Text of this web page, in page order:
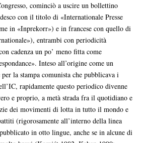
cominciò a uscire un bollettino
con il titolo di «Internationale Presse
in «Inprekorr») e in francese con quello di
entrambi con periodicità
cadenza un po’ meno fitta come
Inteso all’origine come un
la stampa comunista che pubblicava i
rapidamente questo periodico divenne
e proprio, a metà strada fra il quotidiano e
dei movimenti di lotta in tutto il mondo e
(rigorosamente all’interno della linea
in otto lingue, anche se in alcune di